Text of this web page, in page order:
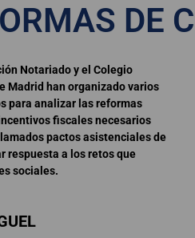
DE
Notariado y el Colegio
Madrid han organizado varios
para analizar las reformas
fiscales necesarios
pactos asistenciales de
respuesta a los retos que
sociales.